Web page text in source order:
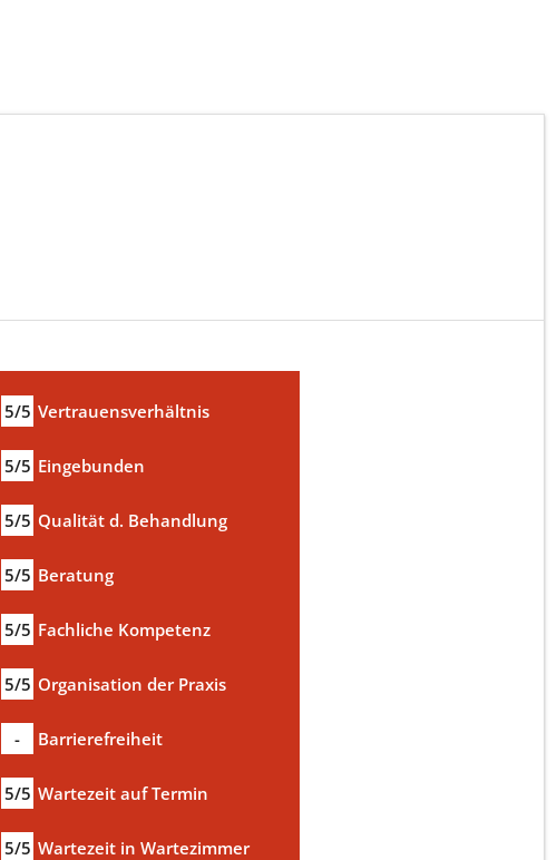
5/5 Vertrauensverhältnis
5/5 Eingebunden
5/5 Qualität d. Behandlung
5/5 Beratung
5/5 Fachliche Kompetenz
5/5 Organisation der Praxis
- Barrierefreiheit
5/5 Wartezeit auf Termin
5/5 Wartezeit in Wartezimmer